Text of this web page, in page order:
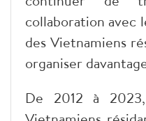
collaboration avec
des Vietnamiens
organiser
De 2012 à